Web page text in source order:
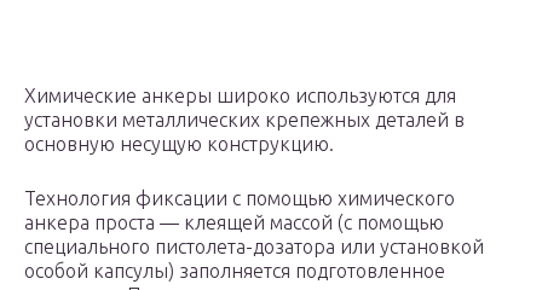
Химические анкеры широко используются для
установки металлических крепежных деталей в
основную несущую конструкцию.
Технология фиксации с помощью химического
анкера проста — клеящей массой (с помощью
специального пистолета-дозатора или установкой
особой капсулы) заполняется подготовленное